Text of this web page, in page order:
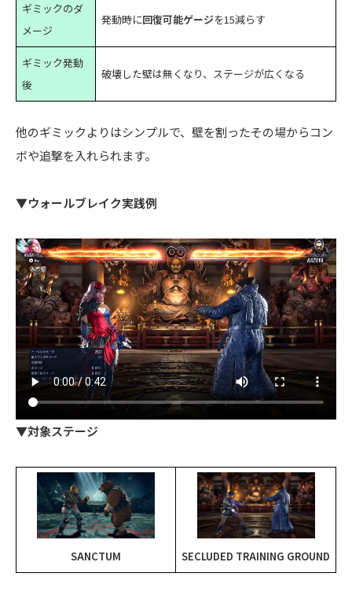
ギミックのダ
メージ
発動時に回復可能ゲージを15減らす
ギミック発動
後
破壊した壁は無くなり、ステージが広くなる
他のギミックよりはシンプルで、壁を割ったその場からコン
ボや追撃を入れられます。
▼ウォールブレイク実践例
▼対象ステージ
SANCTUM SECLUDED TRAINING GROUND